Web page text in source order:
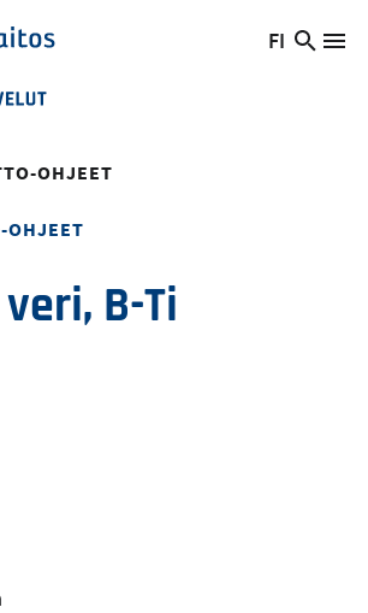
Vaihda
FI
Hae
OHJEET
OHJEET
B-Ti